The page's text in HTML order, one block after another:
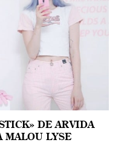
DE ARVIDA
MALOU LYSE